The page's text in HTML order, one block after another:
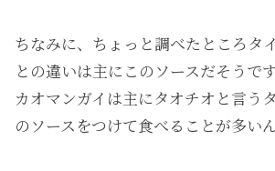
ちなみに、ちょっと調べたところタ
との違いは主にこのソースだそうです
カオマンガイは主にタオチオと言う
のソースをつけて食べることが多い